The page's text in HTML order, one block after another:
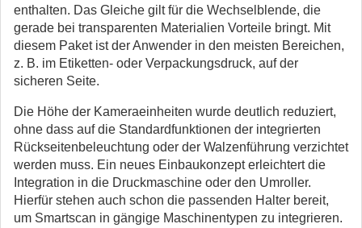
enthalten. Das Gleiche gilt für die Wechselblende, die
gerade bei transparenten Materialien Vorteile bringt. Mit
diesem Paket ist der Anwender in den meisten Bereichen,
z. B. im Etiketten- oder Verpackungsdruck, auf der
sicheren Seite.
Die Höhe der Kameraeinheiten wurde deutlich reduziert,
ohne dass auf die Standardfunktionen der integrierten
Rückseitenbeleuchtung oder der Walzenführung verzichtet
werden muss. Ein neues Einbaukonzept erleichtert die
Integration in die Druckmaschine oder den Umroller.
Hierfür stehen auch schon die passenden Halter bereit,
um Smartscan in gängige Maschinentypen zu integrieren.